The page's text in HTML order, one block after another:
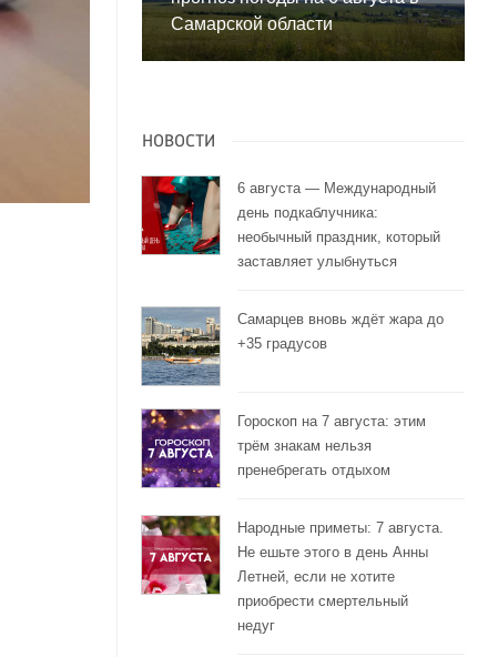
Самарской области
НОВОСТИ
6 августа — Международный
день подкаблучника:
необычный праздник, который
заставляет улыбнуться
Самарцев вновь ждёт жара до
+35 градусов
Гороскоп на 7 августа: этим
трём знакам нельзя
пренебрегать отдыхом
Народные приметы: 7 августа.
Не ешьте этого в день Анны
Летней, если не хотите
приобрести смертельный
недуг